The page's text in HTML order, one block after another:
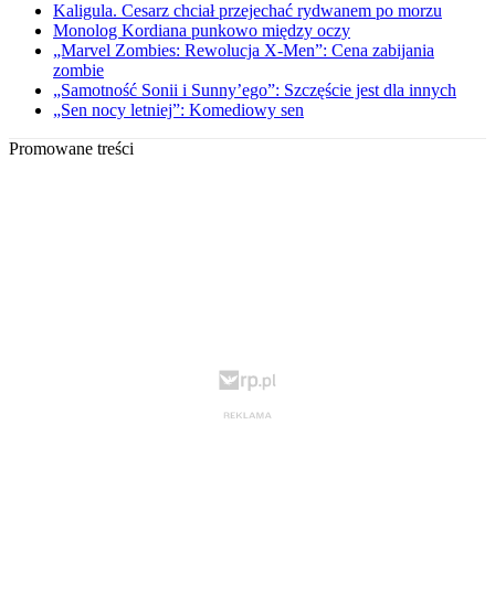
Kaligula. Cesarz chciał przejechać rydwanem po morzu
Monolog Kordiana punkowo między oczy
„Marvel Zombies: Rewolucja X-Men”: Cena zabijania
zombie
„Samotność Sonii i Sunny’ego”: Szczęście jest dla innych
„Sen nocy letniej”: Komediowy sen
Promowane treści